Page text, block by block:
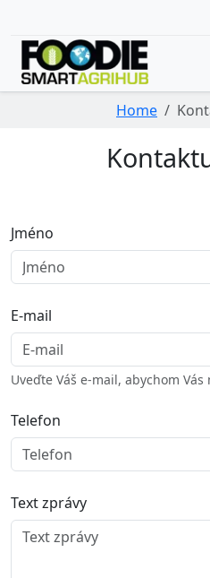
Home
Jméno
E-mail
Uveďte Váš e-mail, abychom
Telefon
Text zprávy